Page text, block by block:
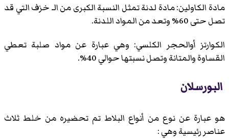
مادة الكاولين: مادة لدنة تمثل النسبة الكبرى من الـ خزف التي قد
تصل حتى 60% وتعد من المواد اللدنة.
الكوارتز أوالحجر الكلسي: وهي عبارة عن مواد صلبة تعطي
القساوة والمتانة وتصل نسبتها حوالي 40%.
البورسلان
هو عبارة عن نوع من أنواع البلاط تم تحضيره من خلط ثلاث
عناصر رئيسية وهي :